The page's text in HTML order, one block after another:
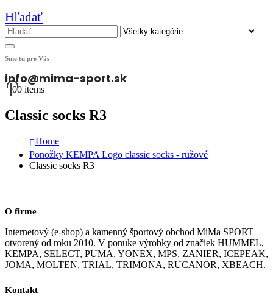
Hľadať
Sme tu pre Vás
info@mima-sport.sk
00 items
Classic socks R3
Home
Ponožky KEMPA Logo classic socks - ružové
Classic socks R3
O firme
Internetový (e-shop) a kamenný športový obchod MiMa SPORT
otvorený od roku 2010. V ponuke výrobky od značiek HUMMEL,
KEMPA, SELECT, PUMA, YONEX, MPS, ZANIER, ICEPEAK,
JOMA, MOLTEN, TRIAL, TRIMONA, RUCANOR, XBEACH.
Kontakt